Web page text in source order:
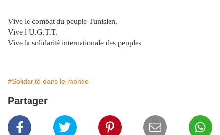
Vive le combat du peuple Tunisien.
Vive l’U.G.T.T.
Vive la solidarité internationale des peuples
#Solidarité dans le monde
Partager